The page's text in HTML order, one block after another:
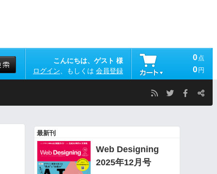
こんにちは、ゲスト 様
ログイン 、もしくは 会員登録
0 点
0 円
最新刊
Web Designing
2025年12月号